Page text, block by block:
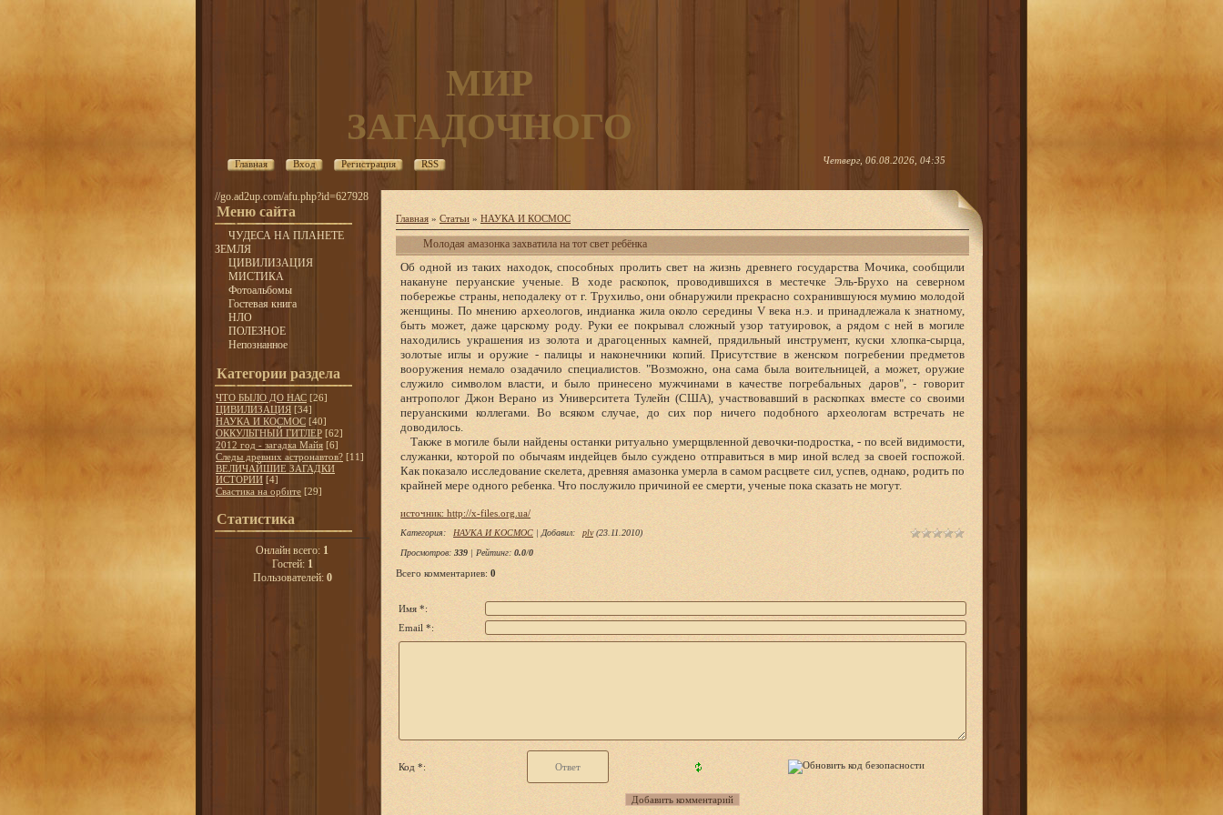
МИР
ЗАГАДОЧНОГО
Главная Вход Регистрация RSS Четверг, 06.08.2026, 04:35
//go.ad2up.com/afu.php?id=627928
Меню сайта
ЧУДЕСА НА ПЛАНЕТЕ
ЗЕМЛЯ
ЦИВИЛИЗАЦИЯ
МИСТИКА
Фотоальбомы
Гостевая книга
НЛО
ПОЛЕЗНОЕ
Непознанное
Категории раздела
ЧТО БЫЛО ДО НАС [26]
ЦИВИЛИЗАЦИЯ [34]
НАУКА И КОСМОС [40]
ОККУЛЬТНЫЙ ГИТЛЕР [62]
2012 год - загадка Майя [6]
Следы древних астронавтов? [11]
ВЕЛИЧАЙШИЕ ЗАГАДКИ
ИСТОРИИ [4]
Свастика на орбите [29]
Статистика
Онлайн всего: 1
Гостей: 1
Пользователей: 0
Главная » Статьи » НАУКА И КОСМОС
Молодая амазонка захватила на тот свет ребёнка
Об одной из таких находок, способных пролить свет на жизнь древнего государства Мочика, сообщили
накануне перуанские ученые. В ходе раскопок, проводившихся в местечке Эль-Брухо на северном
побережье страны, неподалеку от г. Трухильо, они обнаружили прекрасно сохранившуюся мумию молодой
женщины. По мнению археологов, индианка жила около середины V века н.э. и принадлежала к знатному,
быть может, даже царскому роду. Руки ее покрывал сложный узор татуировок, а рядом с ней в могиле
находились украшения из золота и драгоценных камней, прядильный инструмент, куски хлопка-сырца,
золотые иглы и оружие - палицы и наконечники копий. Присутствие в женском погребении предметов
вооружения немало озадачило специалистов. "Возможно, она сама была воительницей, а может, оружие
служило символом власти, и было принесено мужчинами в качестве погребальных даров", - говорит
антрополог Джон Верано из Университета Тулейн (США), участвовавший в раскопках вместе со своими
перуанскими коллегами. Во всяком случае, до сих пор ничего подобного археологам встречать не
доводилось.
Также в могиле были найдены останки ритуально умерщвленной девочки-подростка, - по всей видимости,
служанки, которой по обычаям индейцев было суждено отправиться в мир иной вслед за своей госпожой.
Как показало исследование скелета, древняя амазонка умерла в самом расцвете сил, успев, однако, родить по
крайней мере одного ребенка. Что послужило причиной ее смерти, ученые пока сказать не могут.
источник: http://x-files.org.ua/
Категория: НАУКА И КОСМОС | Добавил: plv(23.11.2010)
Просмотров: 339 | Рейтинг: 0.0/0
Всего комментариев: 0
Имя *:
Email *:
Код *: